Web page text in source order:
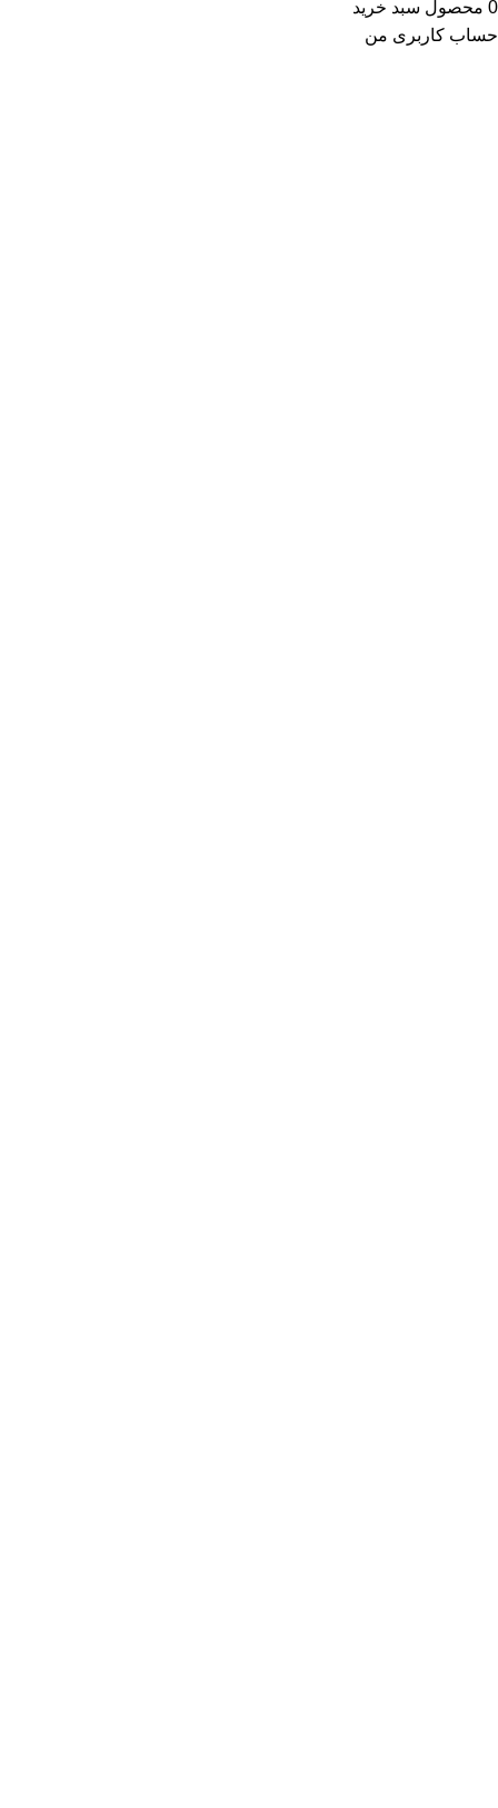
0 محصول سبد خرید
حساب کاربری من